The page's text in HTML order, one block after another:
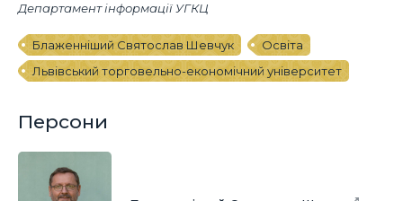
Департамент інформації УГКЦ
Блаженніший Святослав Шевчук
Освіта
Львівський торговельно-економічний університет
Персони